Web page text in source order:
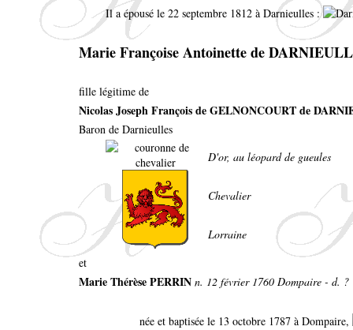
Il a épousé le 22 septembre 1812 à Darnieulles :
Marie Françoise Antoinette de
fille légitime de
Nicolas Joseph François de GELNONCOURT de
Baron de Darnieulles
D'or, au léopard de gueules
Chevalier
Lorraine
et
Marie Thérèse PERRIN n. 12 février 1760 Dompaire - d. ?
née et baptisée le 13 octobre 1787 à Dompaire,